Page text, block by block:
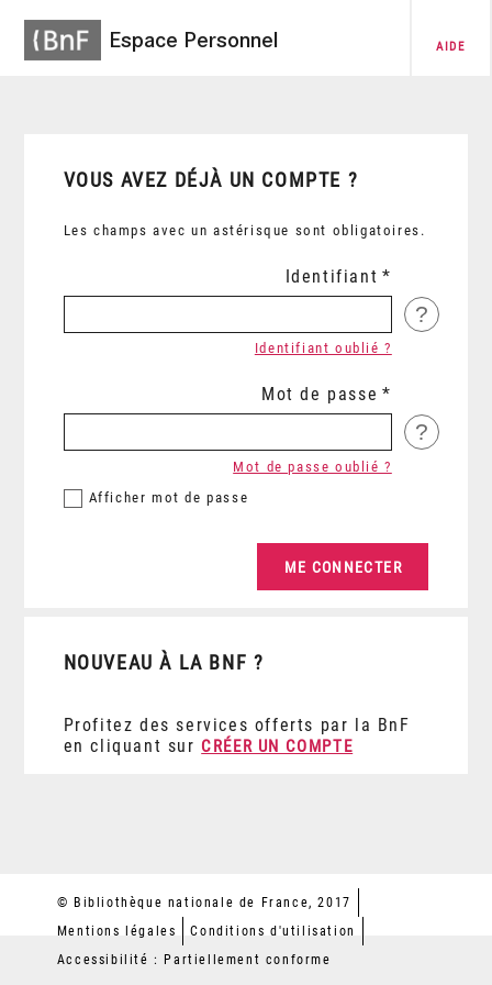
Espace Personnel AIDE
VOUS AVEZ DÉJÀ UN COMPTE ?
Les champs avec un astérisque sont obligatoires.
Identifiant
?
Identifiant oublié ?
Mot de passe
?
Afficher mot de passe
Mot de passe oublié ?
NOUVEAU À LA BNF ?
Profitez des services offerts par la BnF
en cliquant sur CRÉER UN COMPTE
© Bibliothèque nationale de France, 2017
Mentions légales
Conditions d'utilisation
Accessibilité : Partiellement conforme